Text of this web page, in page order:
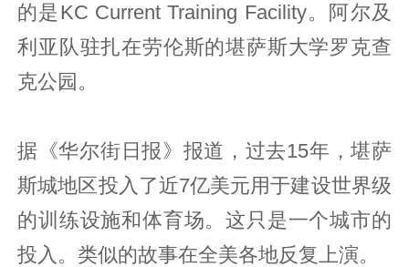
的是KC Current Training Facility。阿尔及
利亚队驻扎在劳伦斯的堪萨斯大学罗克查
克公园。
据《华尔街日报》报道，过去15年，堪萨
斯城地区投入了近7亿美元用于建设世界级
的训练设施和体育场。这只是一个城市的
投入。类似的故事在全美各地反复上演。